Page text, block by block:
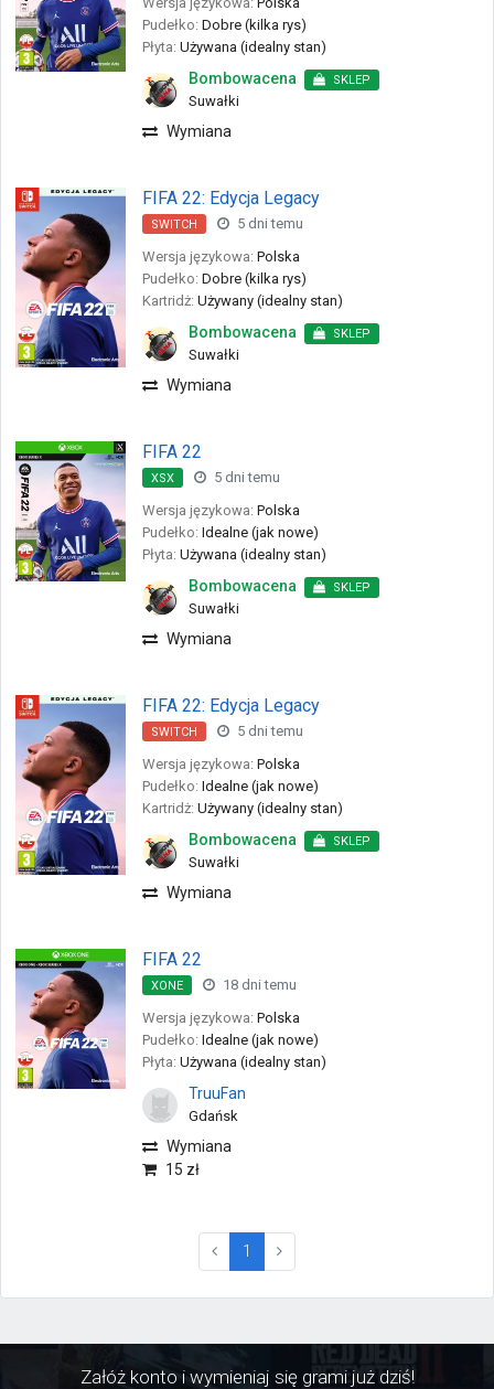
Pudełko: Dobre (kilka rys)
Płyta: Używana (idealny stan)
Bombowacena SKLEP
Suwałki
Wymiana
FIFA 22: Edycja Legacy
SWITCH
5 dni temu
Wersja językowa: Polska
Pudełko: Dobre (kilka rys)
Kartridż: Używany (idealny stan)
Bombowacena SKLEP
Suwałki
Wymiana
FIFA 22
XSX
5 dni temu
Wersja językowa: Polska
Pudełko: Idealne (jak nowe)
Płyta: Używana (idealny stan)
Bombowacena SKLEP
Suwałki
Wymiana
FIFA 22: Edycja Legacy
SWITCH
5 dni temu
Wersja językowa: Polska
Pudełko: Idealne (jak nowe)
Kartridż: Używany (idealny stan)
Bombowacena SKLEP
Suwałki
Wymiana
FIFA 22
XONE
18 dni temu
Wersja językowa: Polska
Pudełko: Idealne (jak nowe)
Płyta: Używana (idealny stan)
TruuFan
Gdańsk
Wymiana
15 zł
1 (current)
Załóż konto i wymieniaj się grami już dziś!